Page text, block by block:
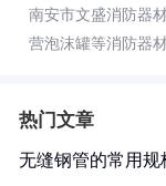
南安市文盛消防器
营泡沫罐等消防器
热门文章
无缝钢管的常用规